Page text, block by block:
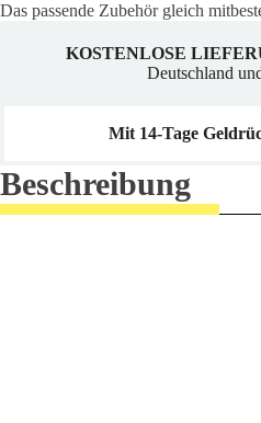
Das passende Zubehör gleich
KOSTENLOSE
Deutschland
Mit 14-Tage
Beschreibung